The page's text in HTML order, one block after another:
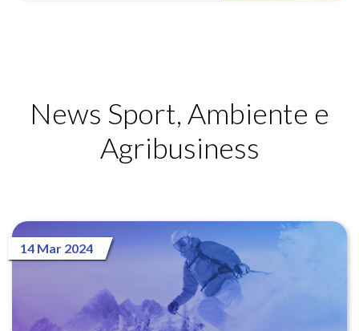
News Sport, Ambiente e
Agribusiness
14 Mar 2024